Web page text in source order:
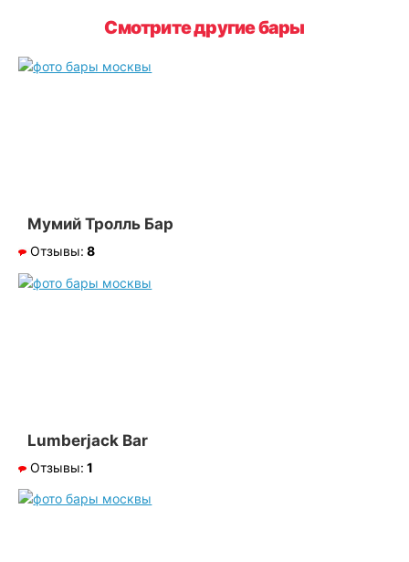
Смотрите другие бары
Мумий Тролль Бар
Отзывы: 8
Lumberjack Bar
Отзывы: 1